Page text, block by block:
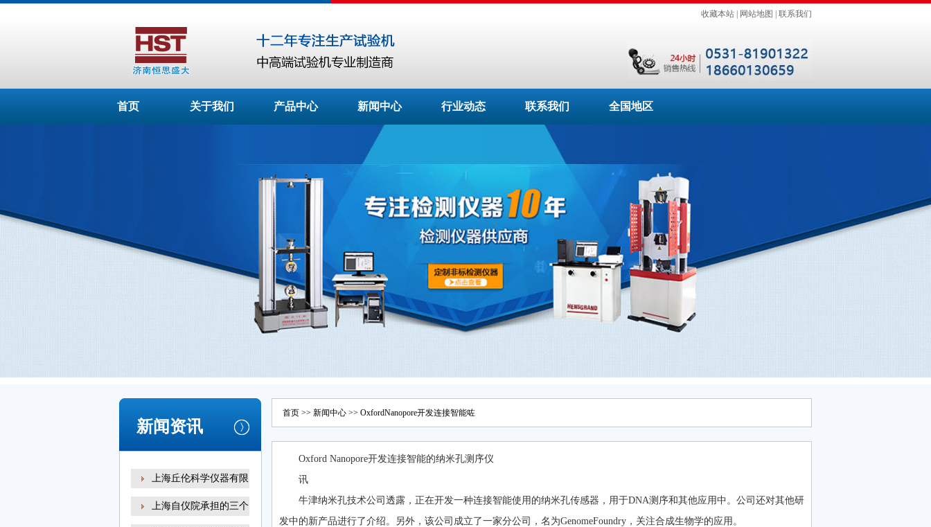
收藏本站 网站地图 联系我们
首页 关于我们 产品中心 新闻中心 行业动态 联系我们 全国地区
新闻资讯
上海丘伦科学仪器有限
上海自仪院承担的三个
首页 >> 新闻中心 >> OxfordNanopore开发连接智能咗
Oxford Nanopore开发连接智能的纳米孔测序仪
讯
牛津纳米孔技术公司透露，正在开发一种连接智能使用的纳米孔传感器，用于DNA测序和其他应用中。公司还对其他研
发中的新产品进行了介绍。另外，该公司成立了一家分公司，名为GenomeFoundry，关注合成生物学的应用。